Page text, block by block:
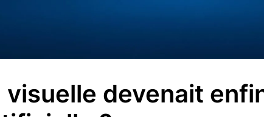
devenait